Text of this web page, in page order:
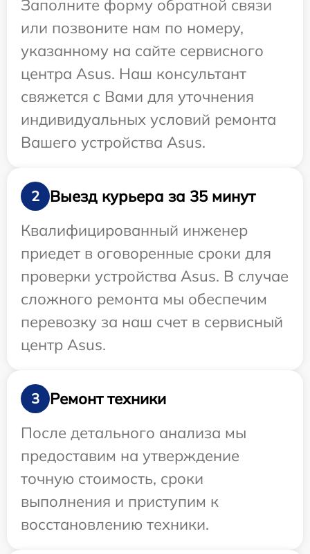
Заполните форму обратной связи
или позвоните нам по номеру,
указанному на сайте сервисного
центра Asus. Наш консультант
свяжется с Вами для уточнения
индивидуальных условий ремонта
Вашего устройства Asus.
2
Выезд курьера за 35 минут
Квалифицированный инженер
приедет в оговоренные сроки для
проверки устройства Asus. В случае
сложного ремонта мы обеспечим
перевозку за наш счет в сервисный
центр Asus.
3
Ремонт техники
После детального анализа мы
предоставим на утверждение
точную стоимость, сроки
выполнения и приступим к
восстановлению техники.